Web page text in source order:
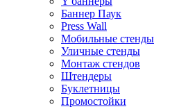
Баннер Паук
Press Wall
Мобильные стенды
Уличные стенды
Монтаж стендов
Штендеры
Буклетницы
Промостойки